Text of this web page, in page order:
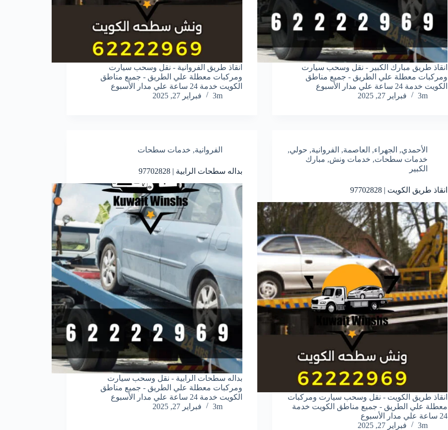
انقاذ طريق مبارك الكبير - نقل وسحب سيارت
ومركبات معطلة علي الطريق - جميع مناطق
الكويت خدمة 24 ساعة علي مدار الأسبوع
3m
فبراير 27, 2025
انقاذ طريق الفروانية - نقل وسحب سيارت
ومركبات معطلة علي الطريق - جميع مناطق
الكويت خدمة 24 ساعة علي مدار الأسبوع
3m
فبراير 27, 2025
الأحمدي, الجهراء, العاصمة, الفروانية, حولي,
خدمات سطحات, خدمات ونش, مبارك
الكبير
انقاذ طريق الكويت | 97702828
انقاذ طريق الكويت - نقل وسحب سيارت ومركبات
معطلة علي الطريق - جميع مناطق الكويت خدمة
24 ساعة علي مدار الأسبوع
3m
فبراير 27, 2025
الفروانية, خدمات سطحات
بداله سطحات الرابية | 97702828
بداله سطحات الرابية - نقل وسحب سيارت
ومركبات معطلة علي الطريق - جميع مناطق
الكويت خدمة 24 ساعة علي مدار الأسبوع
3m
فبراير 27, 2025